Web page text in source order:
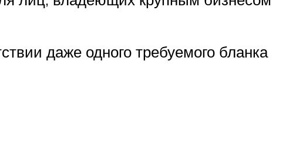
даже одного требуемого бланка